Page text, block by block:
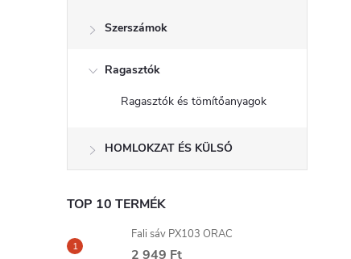
Szerszámok
Ragasztók
Ragasztók és tömítőanyagok
HOMLOKZAT ÉS KÜLSŐ
TOP 10 TERMÉK
Fali sáv PX103 ORAC
2 949 Ft